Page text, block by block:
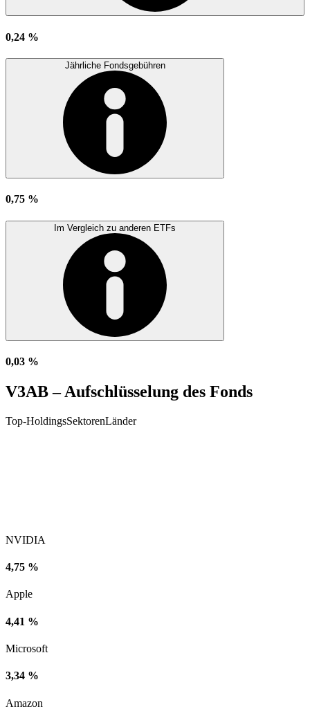
0,24 %
Jährliche Fondsgebühren
0,75 %
Im Vergleich zu anderen ETFs
0,03 %
V3AB – Aufschlüsselung des Fonds
Top-HoldingsSektorenLänder
NVIDIA
4,75 %
Apple
4,41 %
Microsoft
3,34 %
Amazon